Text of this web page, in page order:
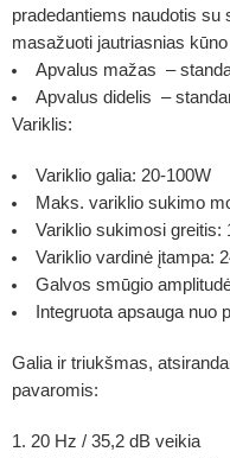
pradedantiems naudotis su
masažuoti jautriasnias
Apvalus mažas –
Apvalus didelis –
Variklis:
Variklio galia: 20-100W
Maks. variklio sukimo
Variklio sukimosi greitis:
Variklio vardinė įtampa:
Galvos smūgio
Integruota apsauga nuo
Galia ir triukšmas,
pavaromis:
20 Hz / 35,2 dB veikia